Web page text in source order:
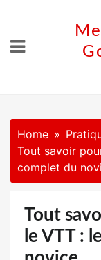
content
Home
Tout savoir
complet du
Tout
le VTT :